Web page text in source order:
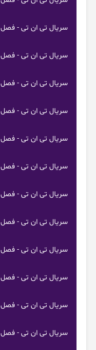
سریال تی ان تی - فصل 1 - قسمت 21
سریال تی ان تی - فصل 1 - قسمت 20
سریال تی ان تی - فصل 1 - قسمت 19
سریال تی ان تی - فصل 1 - قسمت 18
سریال تی ان تی - فصل 1 - قسمت 17
سریال تی ان تی - فصل 1 - قسمت 16
سریال تی ان تی - فصل 1 - قسمت 15
سریال تی ان تی - فصل 1 - قسمت 14
سریال تی ان تی - فصل 1 - قسمت 13
سریال تی ان تی - فصل 1 - قسمت 12
سریال تی ان تی - فصل 1 - قسمت 11
سریال تی ان تی - فصل 1 - قسمت 10